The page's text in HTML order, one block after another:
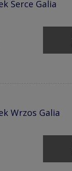
Serce Galia
Wrzos Galia